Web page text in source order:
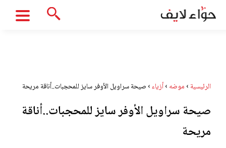
الرئيسية › موضه ›أزياء› صيحة سراويل الأوفر سايز للمحجبات..أناقة مريحة
صيحة سراويل الأوفر سايز للمحجبات..أناقة
مريحة